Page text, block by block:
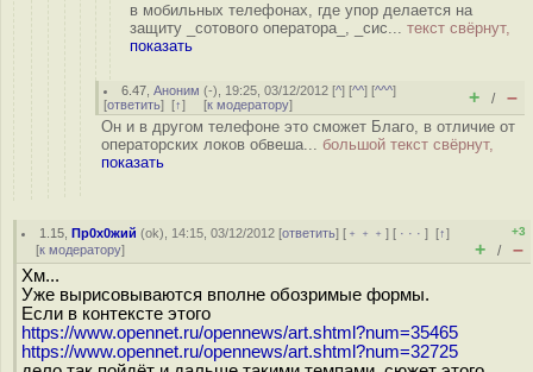
в мобильных телефонах, где упор делается на
защиту _сотового оператора_, _сис... текст свёрнут,
показать
6.47 ,Аноним (-), 19:25, 03/12/2012 [^] [^^] [^^^]
[ответить] [↑] [к модератору] + / –
Он и в другом телефоне это сможет Благо, в отличие от
операторских локов обвеша... большой текст свёрнут,
показать
1.15 ,Пр0х0жий (ok), 14:15, 03/12/2012 [ответить] [ ﹢﹢﹢] [ · · ·][↑]
[к модератору]
+3
+ / –
Хм...
Уже вырисовываются вполне обозримые формы.
Если в контексте этого
https://www.opennet.ru/opennews/art.shtml?num=35465
https://www.opennet.ru/opennews/art.shtml?num=32725